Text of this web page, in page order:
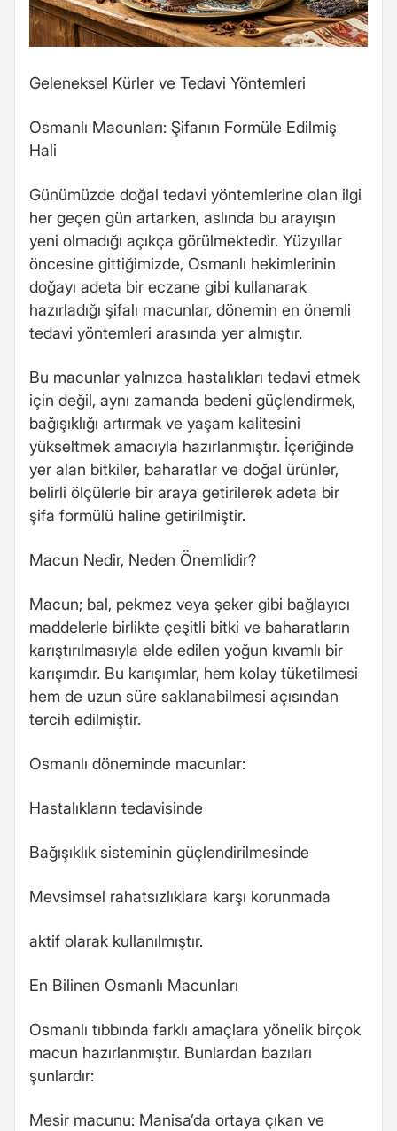
Geleneksel Kürler ve Tedavi Yöntemleri
Osmanlı Macunları: Şifanın Formüle Edilmiş
Hali
Günümüzde doğal tedavi yöntemlerine olan ilgi
her geçen gün artarken, aslında bu arayışın
yeni olmadığı açıkça görülmektedir. Yüzyıllar
öncesine gittiğimizde, Osmanlı hekimlerinin
doğayı adeta bir eczane gibi kullanarak
hazırladığı şifalı macunlar, dönemin en önemli
tedavi yöntemleri arasında yer almıştır.
Bu macunlar yalnızca hastalıkları tedavi etmek
için değil, aynı zamanda bedeni güçlendirmek,
bağışıklığı artırmak ve yaşam kalitesini
yükseltmek amacıyla hazırlanmıştır. İçeriğinde
yer alan bitkiler, baharatlar ve doğal ürünler,
belirli ölçülerle bir araya getirilerek adeta bir
şifa formülü haline getirilmiştir.
Macun Nedir, Neden Önemlidir?
Macun; bal, pekmez veya şeker gibi bağlayıcı
maddelerle birlikte çeşitli bitki ve baharatların
karıştırılmasıyla elde edilen yoğun kıvamlı bir
karışımdır. Bu karışımlar, hem kolay tüketilmesi
hem de uzun süre saklanabilmesi açısından
tercih edilmiştir.
Osmanlı döneminde macunlar:
Hastalıkların tedavisinde
Bağışıklık sisteminin güçlendirilmesinde
Mevsimsel rahatsızlıklara karşı korunmada
aktif olarak kullanılmıştır.
En Bilinen Osmanlı Macunları
Osmanlı tıbbında farklı amaçlara yönelik birçok
macun hazırlanmıştır. Bunlardan bazıları
şunlardır:
Mesir macunu: Manisa’da ortaya çıkan ve